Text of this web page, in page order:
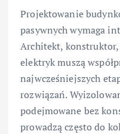
Projektowanie
pasywnych wymaga
Architekt,
elektryk muszą
najwcześniejszych
rozwiązań.
podejmowane bez
prowadzą często do